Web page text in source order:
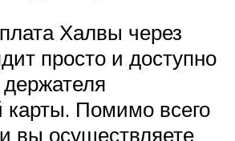
Халвы через
просто и доступно
карты. Помимо всего
вы осуществляете